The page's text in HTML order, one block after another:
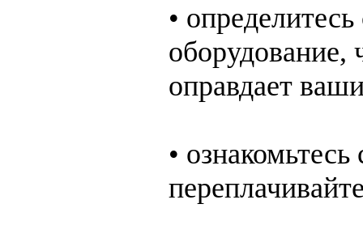
•
оборудование,
оправдает
•